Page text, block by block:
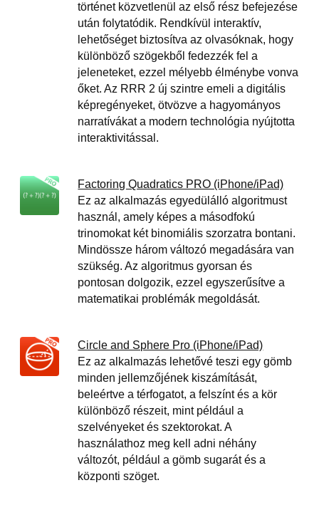
történet közvetlenül az első rész befejezése
után folytatódik. Rendkívül interaktív,
lehetőséget biztosítva az olvasóknak, hogy
különböző szögekből fedezzék fel a
jeleneteket, ezzel mélyebb élménybe vonva
őket. Az RRR 2 új szintre emeli a digitális
képregényeket, ötvözve a hagyományos
narratívákat a modern technológia nyújtotta
interaktivitással.
Factoring Quadratics PRO (iPhone/iPad)
Ez az alkalmazás egyedülálló algoritmust
használ, amely képes a másodfokú
trinomokat két binomiális szorzatra bontani.
Mindössze három változó megadására van
szükség. Az algoritmus gyorsan és
pontosan dolgozik, ezzel egyszerűsítve a
matematikai problémák megoldását.
Circle and Sphere Pro (iPhone/iPad)
Ez az alkalmazás lehetővé teszi egy gömb
minden jellemzőjének kiszámítását,
beleértve a térfogatot, a felszínt és a kör
különböző részeit, mint például a
szelvényeket és szektorokat. A
használathoz meg kell adni néhány
változót, például a gömb sugarát és a
központi szöget.